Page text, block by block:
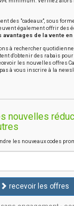
des "cadeaux", sous
également offrir des
avantages de la vente en
à rechercher
d'obtenir des rabais
les nouvelles offres
à vous inscrire à la
nouvelles
les nouveaux codes
recevoir les offres